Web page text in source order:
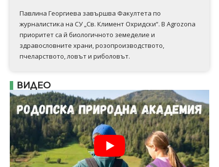
Павлина Георгиева завършва Факултета по
журналистика на СУ „Св. Климент Охридски“. В Аgrozona
приоритет са й биологичното земеделие и
здравословните храни, розопроизводството,
пчеларството, ловът и риболовът.
ВИДЕО